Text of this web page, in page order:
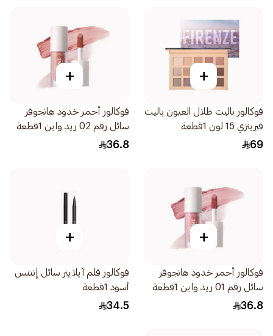
+
فوكالور باليت ظلال العيون باليت
فيرينزي 15 لون 1قطعة
69
+
فوكالور أحمر خدود هانجوفر
سائل رقم 02 ريد واين 1قطعة
36.8
+
فوكالور أحمر خدود هانجوفر
سائل رقم 01 ريد واين 1قطعة
36.8
+
فوكالور قلم آيلاينر سائل إنتنس
أسود 1قطعة
34.5